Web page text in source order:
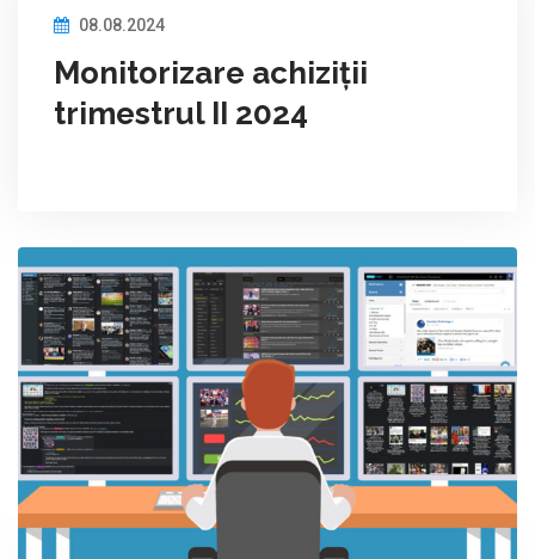
08.08.2024
Monitorizare achiziții
trimestrul II 2024